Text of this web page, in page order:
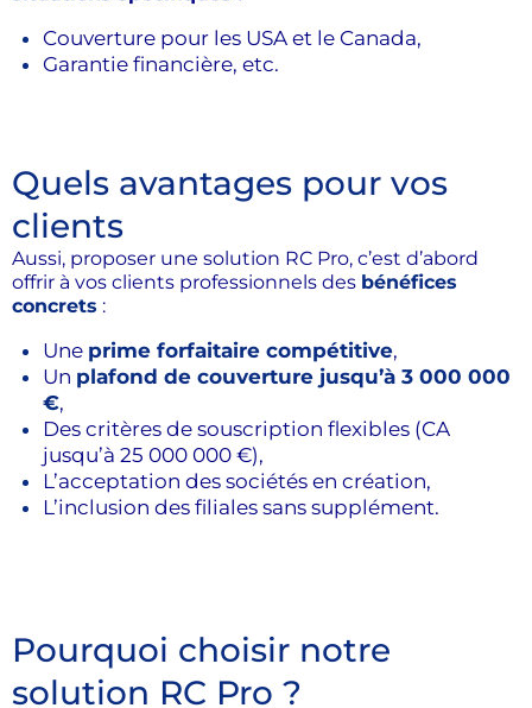
Couverture pour les USA et le Canada,
Garantie financière, etc.
Quels avantages pour vos
clients
Aussi, proposer une solution RC Pro, c’est d’abord
offrir à vos clients professionnels des bénéfices
concrets :
Une prime forfaitaire compétitive,
Un plafond de couverture jusqu’à 3 000 000
€,
Des critères de souscription flexibles (CA
jusqu’à 25 000 000 €),
L’acceptation des sociétés en création,
L’inclusion des filiales sans supplément.
Pourquoi choisir notre
solution RC Pro ?